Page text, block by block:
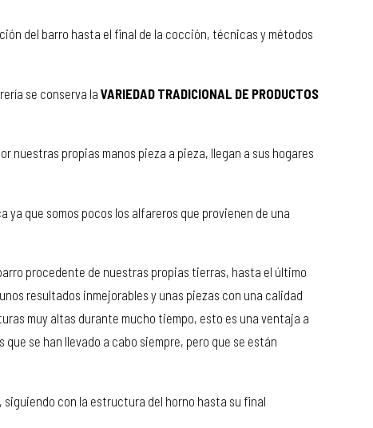
del barro hasta el final de la cocción, técnicas y métodos
se conserva laVARIEDAD TRADICIONAL DE PRODUCTOS
nuestras propias manos pieza a pieza, llegan a sus hogares
ya que somos pocos los alfareros que provienen de una
procedente de nuestras propias tierras, hasta el último
resultados inmejorables y unas piezas con una calidad
muy altas durante mucho tiempo, esto es una ventaja a
se han llevado a cabo siempre, pero que se están
con la estructura del horno hasta su final